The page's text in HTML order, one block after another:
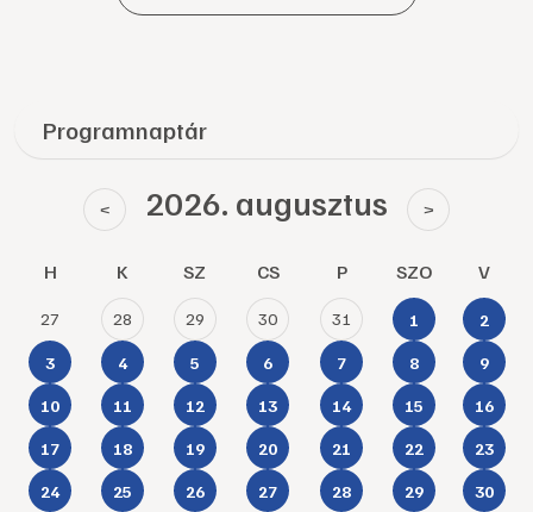
Programnaptár
< 2026. augusztus >
H K SZ CS P SZO V
27 28 29 30 31 1 2
3 4 5 6 7 8 9
10 11 12 13 14 15 16
17 18 19 20 21 22 23
24 25 26 27 28 29 30